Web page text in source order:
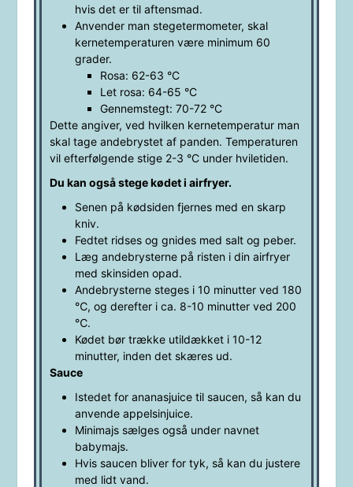
hvis det er til aftensmad.
Anvender man stegetermometer, skal
kernetemperaturen være minimum 60
grader.
Rosa: 62-63 °C
Let rosa: 64-65 °C
Gennemstegt: 70-72 °C
Dette angiver, ved hvilken kernetemperatur man
skal tage andebrystet af panden. Temperaturen
vil efterfølgende stige 2-3 °Cunder hviletiden.
Du kan også stege kødet i airfryer.
Senen på kødsiden fjernes med en skarp
kniv.
Fedtet ridses og gnides med salt og peber.
Læg andebrysterne på risten i din airfryer
med skinsiden opad.
Andebrysterne steges i 10 minutter ved 180
℃, og derefter i ca. 8-10 minutter ved 200
℃.
Kødet bør trække utildækket i 10-12
minutter, inden det skæres ud.
Sauce
Istedet for ananasjuice til saucen, så kan du
anvende appelsinjuice.
Minimajs sælges også under navnet
babymajs.
Hvis saucen bliver for tyk, så kan du justere
med lidt vand.